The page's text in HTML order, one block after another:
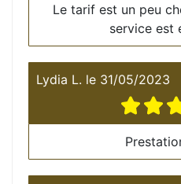
Le tarif est un peu
service est
Lydia L. le 31/05/2023